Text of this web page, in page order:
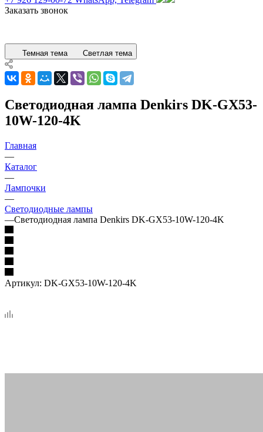
Заказать звонок
Темная тема Светлая тема
Светодиодная лампа Denkirs DK-GX53-
10W-120-4K
Главная
—
Каталог
—
Лампочки
—
Светодиодные лампы
—Светодиодная лампа Denkirs DK-GX53-10W-120-4K
Артикул: DK-GX53-10W-120-4K